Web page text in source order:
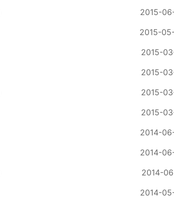
2015-
2015-
2015-
2015-
2015-
2015-
2014-
2014-
2014-
2014-